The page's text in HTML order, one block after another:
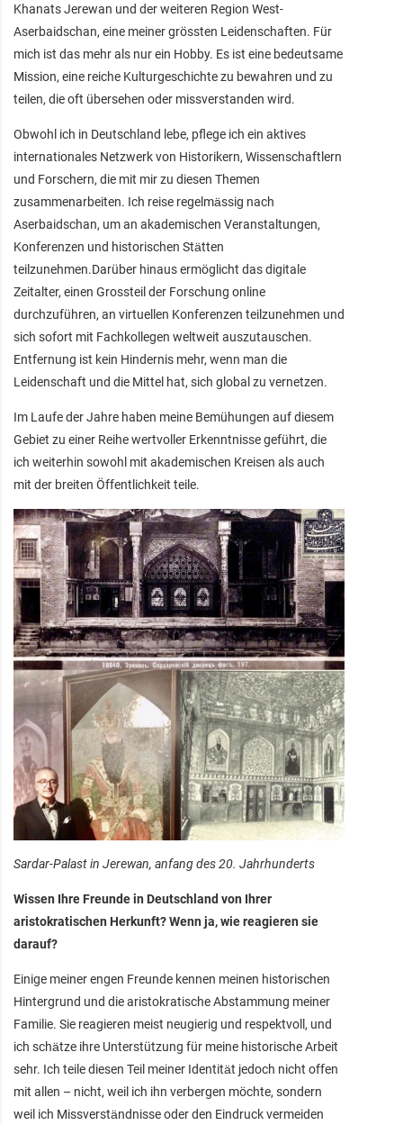
Khanats Jerewan und der weiteren Region West-
Aserbaidschan, eine meiner grössten Leidenschaften. Für
mich ist das mehr als nur ein Hobby. Es ist eine bedeutsame
Mission, eine reiche Kulturgeschichte zu bewahren und zu
teilen, die oft übersehen oder missverstanden wird.
Obwohl ich in Deutschland lebe, pflege ich ein aktives
internationales Netzwerk von Historikern, Wissenschaftlern
und Forschern, die mit mir zu diesen Themen
zusammenarbeiten. Ich reise regelmässig nach
Aserbaidschan, um an akademischen Veranstaltungen,
Konferenzen und historischen Stätten
teilzunehmen.Darüber hinaus ermöglicht das digitale
Zeitalter, einen Grossteil der Forschung online
durchzuführen, an virtuellen Konferenzen teilzunehmen und
sich sofort mit Fachkollegen weltweit auszutauschen.
Entfernung ist kein Hindernis mehr, wenn man die
Leidenschaft und die Mittel hat, sich global zu vernetzen.
Im Laufe der Jahre haben meine Bemühungen auf diesem
Gebiet zu einer Reihe wertvoller Erkenntnisse geführt, die
ich weiterhin sowohl mit akademischen Kreisen als auch
mit der breiten Öffentlichkeit teile.
Sardar-Palast in Jerewan, anfang des 20. Jahrhunderts
Wissen Ihre Freunde in Deutschland von Ihrer
aristokratischen Herkunft? Wenn ja, wie reagieren sie
darauf?
Einige meiner engen Freunde kennen meinen historischen
Hintergrund und die aristokratische Abstammung meiner
Familie. Sie reagieren meist neugierig und respektvoll, und
ich schätze ihre Unterstützung für meine historische Arbeit
sehr. Ich teile diesen Teil meiner Identität jedoch nicht offen
mit allen – nicht, weil ich ihn verbergen möchte, sondern
weil ich Missverständnisse oder den Eindruck vermeiden